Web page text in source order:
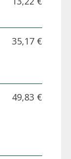
35,17 €
49,83 €